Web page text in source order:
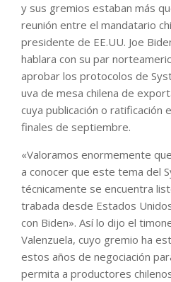
y sus gremios estaban más
reunión entre el mandatario
presidente de EE.UU. Joe
hablara con su par
aprobar los protocolos de
uva de mesa chilena de
cuya publicación o ratificación
finales de septiembre.
«Valoramos enormemente
a conocer que este tema del
técnicamente se encuentra
trabada desde Estados
con Biden». Así lo dijo el
Valenzuela, cuyo gremio ha
estos años de negociación
permita a productores